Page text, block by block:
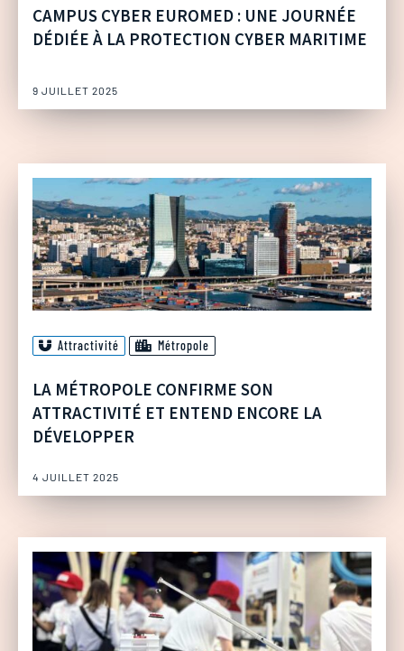
CAMPUS CYBER EUROMED : UNE JOURNÉE
DÉDIÉE À LA PROTECTION CYBER MARITIME
9 JUILLET 2025
Attractivité Métropole
LA MÉTROPOLE CONFIRME SON
ATTRACTIVITÉ ET ENTEND ENCORE LA
DÉVELOPPER
4 JUILLET 2025